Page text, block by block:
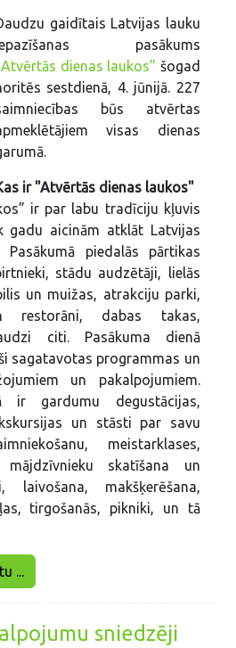
gaidītais Latvijas lauku
pasākums
dienas laukos” šogad
sestdienā, 4. jūnijā. 227
būs atvērtas
visas dienas
ir "Atvērtās dienas laukos"
ir par labu tradīciju kļuvis
gadu aicinām atklāt Latvijas
Pasākumā piedalās pārtikas
stādu audzētāji, lielās
un muižas, atrakciju parki,
restorāni, dabas takas,
citi. Pasākuma dienā
sagatavotas programmas un
un pakalpojumiem.
ir gardumu degustācijas,
un stāsti par savu
meistarklases,
mājdzīvnieku skatīšana un
laivošana, makšķerēšana,
tirgošanās, pikniki, un tā
...
sniedzēji